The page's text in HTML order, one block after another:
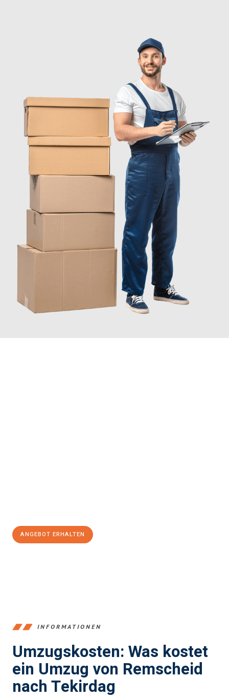
ANGEBOT ERHALTEN
INFORMATIONEN
Umzugskosten: Was kostet
ein Umzug von Remscheid
nach Tekirdag